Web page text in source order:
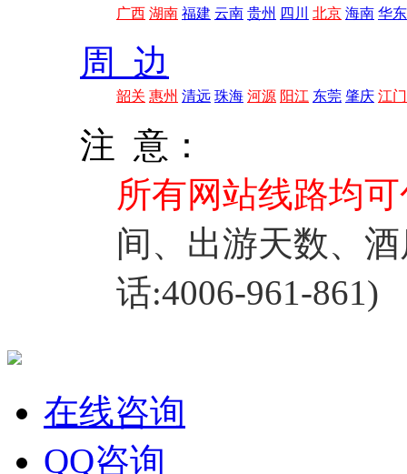
广西 湖南 福建 云南 贵州 四川 北京 海南 华东
周 边
韶关 惠州 清远 珠海 河源 阳江 东莞 肇庆 江门
注 意：
所有网站线路均
间、出游天数、
话:4006-961-861)
在线咨询
QQ咨询